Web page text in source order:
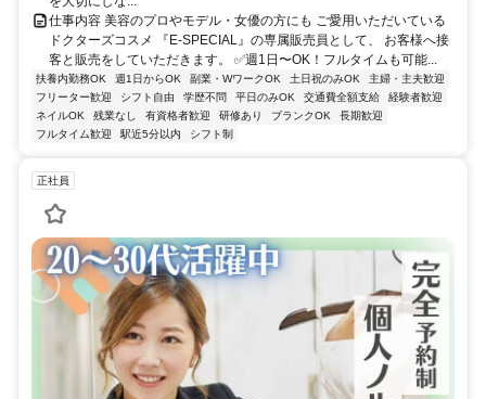
仕事内容 美容のプロやモデル・女優の方にも ご愛用いただいている
ドクターズコスメ 『E-SPECIAL』の専属販売員として、 お客様へ接
客と販売をしていただきます。 ✅週1日〜OK！フルタイムも可能...
扶養内勤務OK 週1日からOK 副業・WワークOK 土日祝のみOK
主婦・主夫歓迎
フリーター歓迎
シフト自由 学歴不問 平日のみOK 交通費全額支給
経験者歓迎
ネイルOK
残業なし 有資格者歓迎 研修あり ブランクOK
長期歓迎
フルタイム歓迎
駅近5分以内 シフト制
正社員